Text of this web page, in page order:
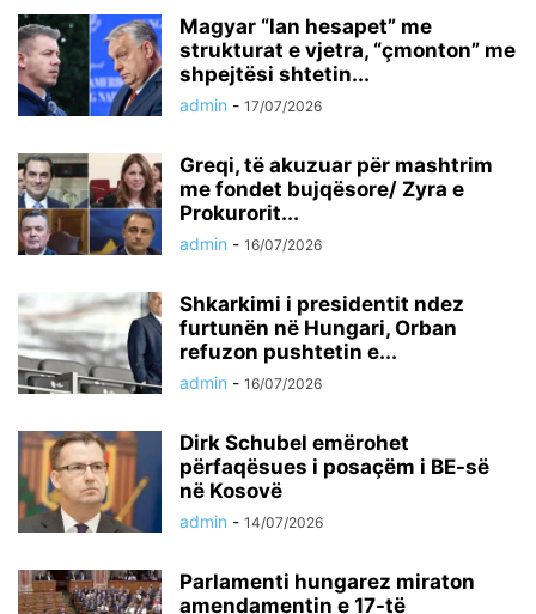
Magyar “lan hesapet” me
strukturat e vjetra, “çmonton” me
shpejtësi shtetin...
admin - 17/07/2026
Greqi, të akuzuar për mashtrim
me fondet bujqësore/ Zyra e
Prokurorit...
admin - 16/07/2026
Shkarkimi i presidentit ndez
furtunën në Hungari, Orban
refuzon pushtetin e...
admin - 16/07/2026
Dirk Schubel emërohet
përfaqësues i posaçëm i BE-së
në Kosovë
admin - 14/07/2026
Parlamenti hungarez miraton
amendamentin e 17-të